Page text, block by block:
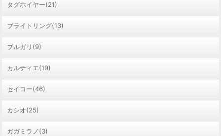
タグホイヤー(21)
ブライトリング(13)
ブルガリ(9)
カルティエ(19)
セイコー(46)
カシオ(25)
ガガミラノ(3)